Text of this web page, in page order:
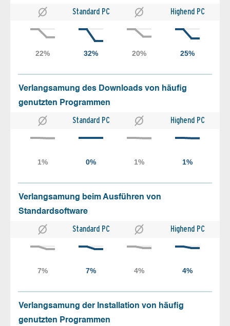
Standard PC Highend PC
Verlangsamung des Downloads von häufig
genutzten Programmen
Standard PC Highend PC
Verlangsamung beim Ausführen von
Standardsoftware
Standard PC Highend PC
Verlangsamung der Installation von häufig
genutzten Programmen